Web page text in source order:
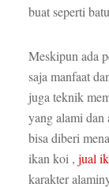
buat seperti
Meskipun ada
saja manfaat
juga teknik
yang alami dan
bisa diberi
ikan koi , jual
karakter